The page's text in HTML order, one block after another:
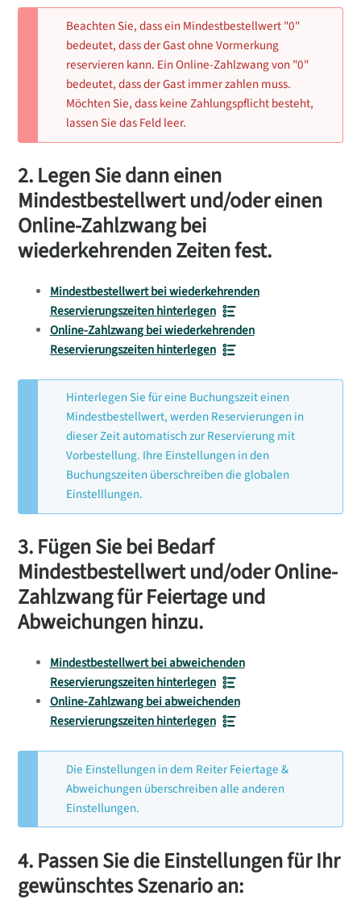
Beachten Sie, dass ein Mindestbestellwert "0"
bedeutet, dass der Gast ohne Vormerkung
reservieren kann. Ein Online-Zahlzwang von "0"
bedeutet, dass der Gast immer zahlen muss.
Möchten Sie, dass keine Zahlungspflicht besteht,
lassen Sie das Feld leer.
2. Legen Sie dann einen
Mindestbestellwert und/oder einen
Online-Zahlzwang bei
wiederkehrenden Zeiten fest.
Mindestbestellwert bei wiederkehrenden
Reservierungszeiten hinterlegen
Online-Zahlzwang bei wiederkehrenden
Reservierungszeiten hinterlegen
Hinterlegen Sie für eine Buchungszeit einen
Mindestbestellwert, werden Reservierungen in
dieser Zeit automatisch zur Reservierung mit
Vorbestellung. Ihre Einstellungen in den
Buchungszeiten überschreiben die globalen
Einstelllungen.
3. Fügen Sie bei Bedarf
Mindestbestellwert und/oder Online-
Zahlzwang für Feiertage und
Abweichungen hinzu.
Mindestbestellwert bei abweichenden
Reservierungszeiten hinterlegen
Online-Zahlzwang bei abweichenden
Reservierungszeiten hinterlegen
Die Einstellungen in dem Reiter Feiertage &
Abweichungen überschreiben alle anderen
Einstellungen.
4. Passen Sie die Einstellungen für Ihr
gewünschtes Szenario an: